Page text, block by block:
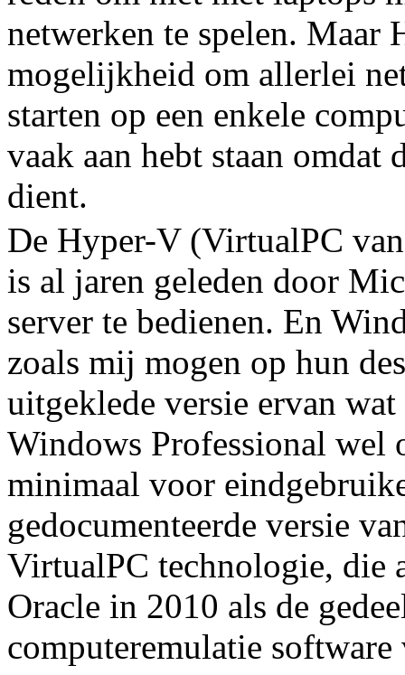
netwerken te spelen. Maar
mogelijkheid om allerlei
starten op een enkele
vaak aan hebt staan
dient.
De Hyper-V (VirtualPC
is al jaren geleden door
server te bedienen. En
zoals mij mogen op hun
uitgeklede versie ervan
Windows Professional wel
minimaal voor
gedocumenteerde versie
VirtualPC technologie, die
Oracle in 2010 als de
computeremulatie